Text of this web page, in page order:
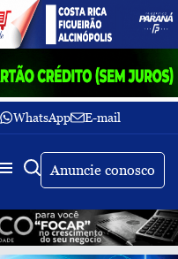
WhatsApp E-mail
Anuncie conosco
Buscar